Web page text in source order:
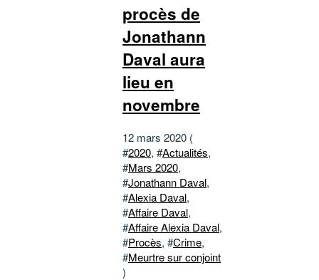
procès de
Jonathann
Daval aura
lieu en
novembre
12 mars 2020 (
#2020, #Actualités,
#Mars 2020,
#Jonathann Daval,
#Alexia Daval,
#Affaire Daval,
#Affaire Alexia Daval,
#Procès, #Crime,
#Meurtre sur conjoint
)